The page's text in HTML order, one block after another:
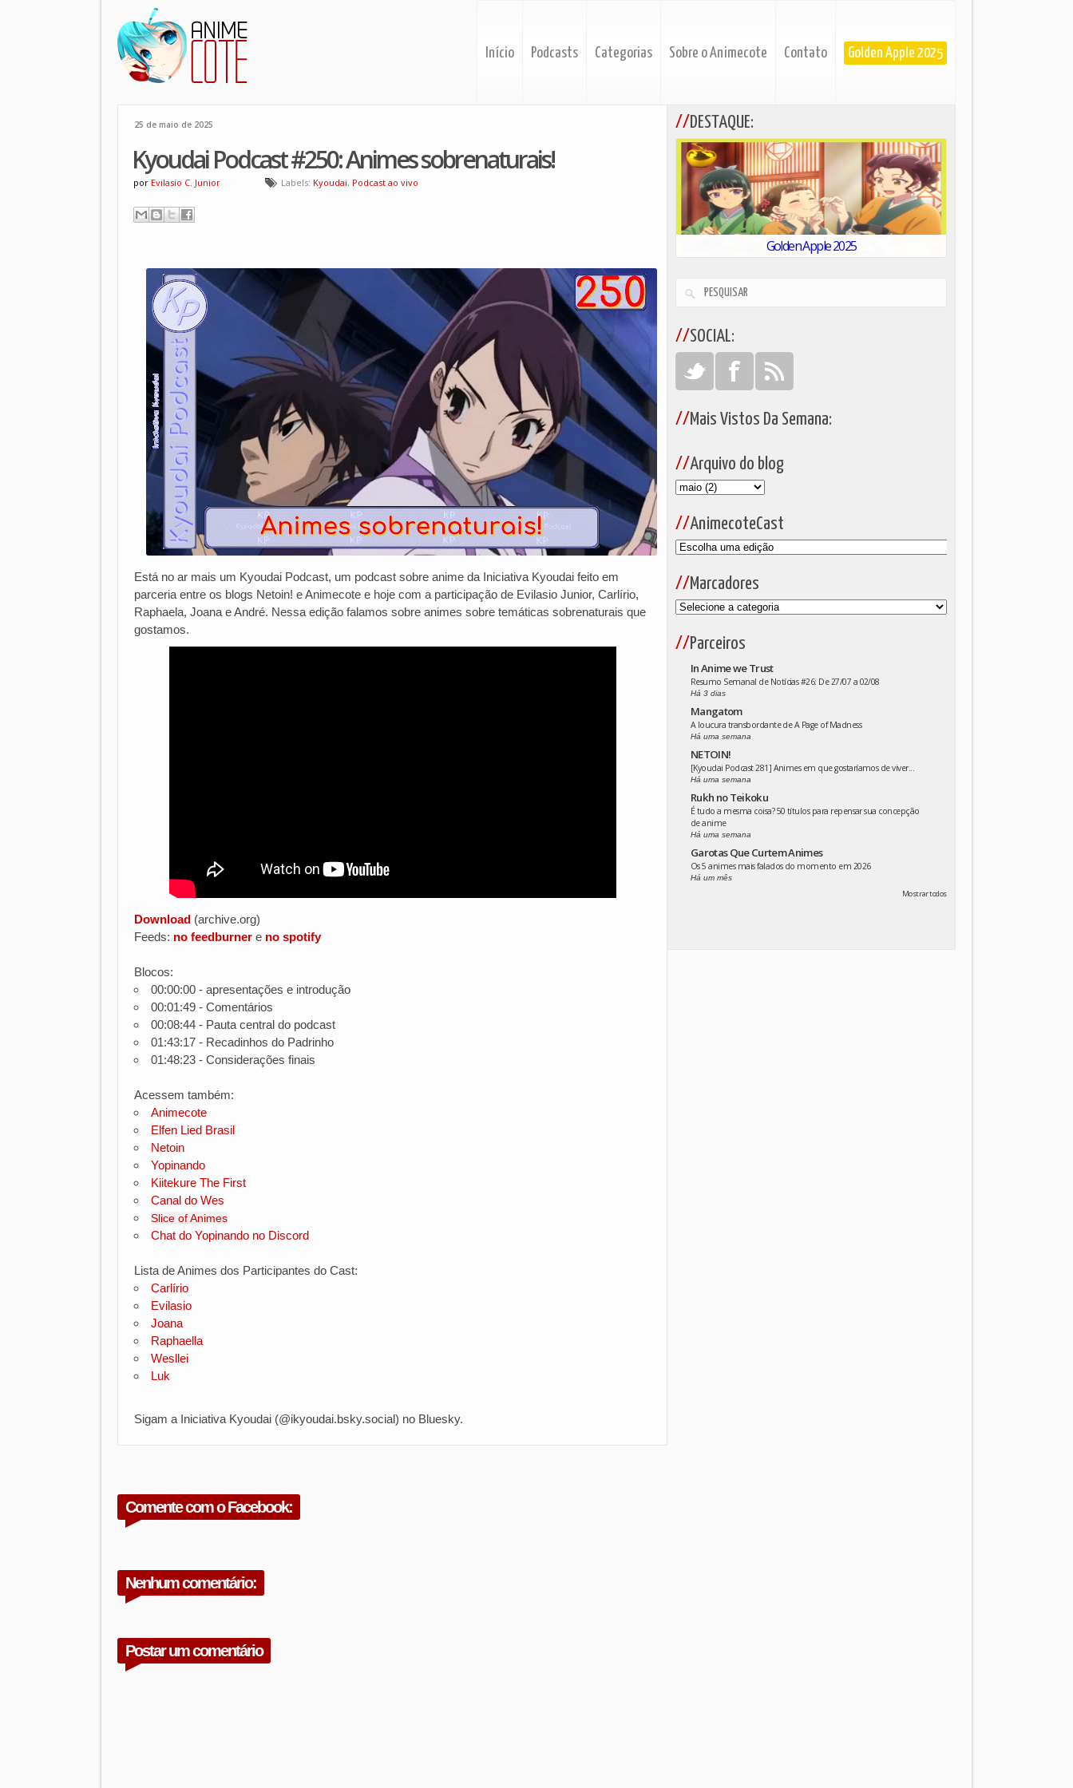
Início Podcasts Categorias Sobre o Animecote Contato Golden Apple 2025
25 de maio de 2025
Kyoudai Podcast #250: Animes sobrenaturais!
por Evilasio C. Junior Labels: Kyoudai, Podcast ao vivo
Está no ar mais um Kyoudai Podcast, um podcast sobre anime da Iniciativa Kyoudai feito em
parceria entre os blogs Netoin! e Animecote e hoje com a participação de Evilasio Junior, Carlírio,
Raphaela, Joana e André. Nessa edição falamos sobre animes sobre temáticas sobrenaturais que
gostamos.
Download (archive.org)
Feeds: no feedburner e no spotify
Blocos:
00:00:00 - apresentações e introdução
00:01:49 - Comentários
00:08:44 - Pauta central do podcast
01:43:17 - Recadinhos do Padrinho
01:48:23 - Considerações finais
Acessem também:
Animecote
Elfen Lied Brasil
Netoin
Yopinando
Kiitekure The First
Canal do Wes
Slice of Animes
Chat do Yopinando no Discord
Lista de Animes dos Participantes do Cast:
Carlírio
Evilasio
Joana
Raphaella
Wesllei
Luk
Sigam a Iniciativa Kyoudai (@ikyoudai.bsky.social) no Bluesky.
Comente com o Facebook:
Nenhum comentário:
Postar um comentário
DESTAQUE:
Golden Apple 2025
SOCIAL:
Mais Vistos Da Semana:
Arquivo do blog
AnimecoteCast
Marcadores
Parceiros
In Anime we Trust
Resumo Semanal de Notícias #26: De 27/07 a 02/08
Há 3 dias
Mangatom
A loucura transbordante de A Page of Madness
Há uma semana
NETOIN!
[Kyoudai Podcast 281] Animes em que gostaríamos de viver...
Há uma semana
Rukh no Teikoku
É tudo a mesma coisa? 50 títulos para repensar sua concepção
de anime
Há uma semana
Garotas Que Curtem Animes
Os 5 animes mais falados do momento em 2026
Há um mês
Mostrar todos